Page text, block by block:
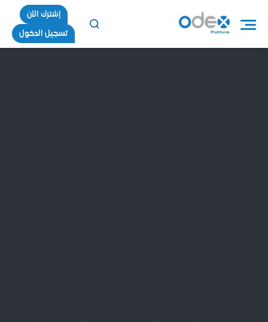
إشترك الأن
تسجيل الدخول